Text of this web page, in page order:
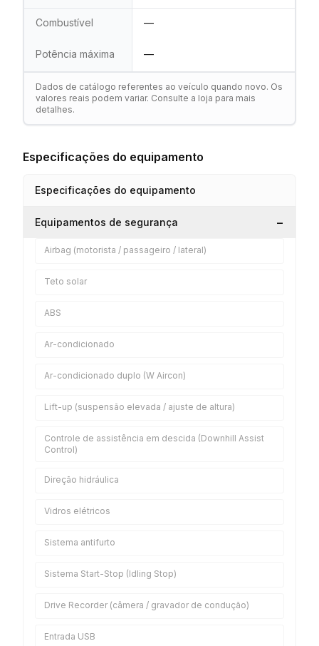
Combustível —
Potência máxima —
Dados de catálogo referentes ao veículo quando novo. Os
valores reais podem variar. Consulte a loja para mais
detalhes.
Especificações do equipamento
Especificações do equipamento
Equipamentos de segurança −
Airbag (motorista / passageiro / lateral)
Teto solar
ABS
Ar-condicionado
Ar-condicionado duplo (W Aircon)
Lift-up (suspensão elevada / ajuste de altura)
Controle de assistência em descida (Downhill Assist
Control)
Direção hidráulica
Vidros elétricos
Sistema antifurto
Sistema Start-Stop (Idling Stop)
Drive Recorder (câmera / gravador de condução)
Entrada USB